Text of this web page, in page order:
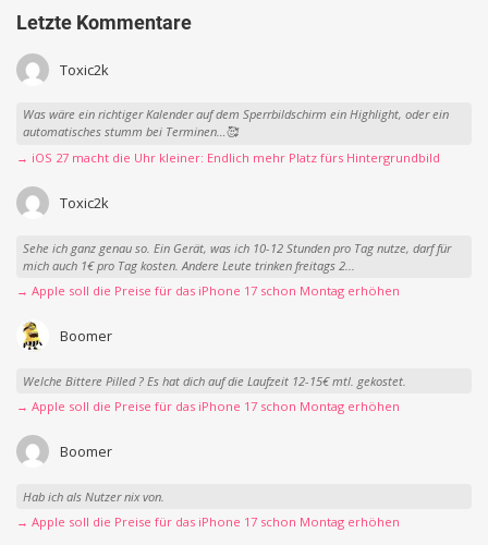
Letzte Kommentare
Toxic2k
Was wäre ein richtiger Kalender auf dem Sperrbildschirm ein Highlight, oder ein
automatisches stumm bei Terminen…🥰
→ iOS 27 macht die Uhr kleiner: Endlich mehr Platz fürs Hintergrundbild
Toxic2k
Sehe ich ganz genau so. Ein Gerät, was ich 10-12 Stunden pro Tag nutze, darf für
mich auch 1€ pro Tag kosten. Andere Leute trinken freitags 2...
→ Apple soll die Preise für das iPhone 17 schon Montag erhöhen
Boomer
Welche Bittere Pilled ? Es hat dich auf die Laufzeit 12-15€ mtl. gekostet.
→ Apple soll die Preise für das iPhone 17 schon Montag erhöhen
Boomer
Hab ich als Nutzer nix von.
→ Apple soll die Preise für das iPhone 17 schon Montag erhöhen